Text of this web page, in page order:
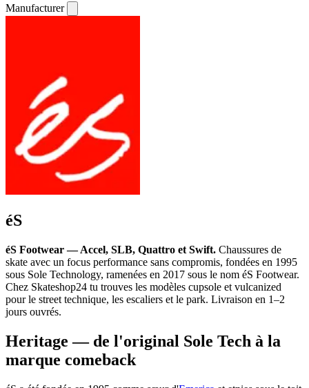
Manufacturer
éS
éS Footwear — Accel, SLB, Quattro et Swift. Chaussures de
skate avec un focus performance sans compromis, fondées en 1995
sous Sole Technology, ramenées en 2017 sous le nom éS Footwear.
Chez Skateshop24 tu trouves les modèles cupsole et vulcanized
pour le street technique, les escaliers et le park. Livraison en 1–2
jours ouvrés.
Heritage — de l'original Sole Tech à la
marque comeback